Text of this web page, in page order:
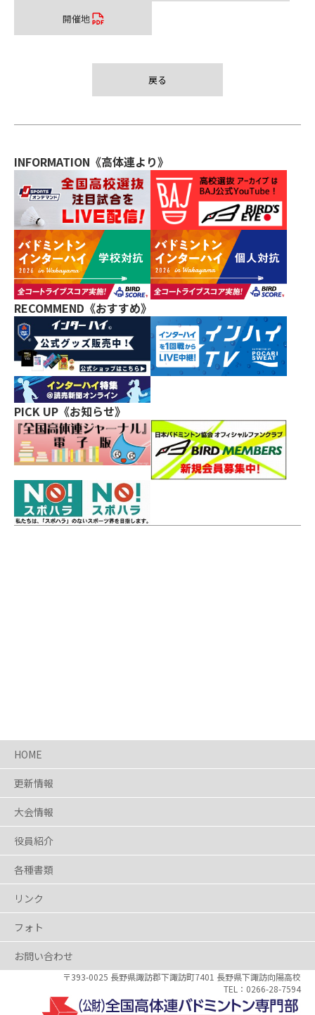
開催地
戻る
INFORMATION《高体連より》
RECOMMEND《おすすめ》
PICK UP《お知らせ》
HOME
更新情報
大会情報
役員紹介
各種書類
リンク
フォト
お問い合わせ
〒393-0025 長野県諏訪郡下諏訪町7401 長野県下諏訪向陽高校
0266-28-7594